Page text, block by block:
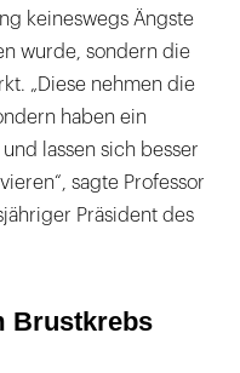
keineswegs Ängste
wurde, sondern die
„Diese nehmen die
haben ein
lassen sich besser
sagte Professor
Präsident des
Brustkrebs